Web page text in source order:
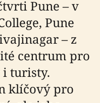
Pune – v
Pune
– z
centrum pro
turisty.
klíčový pro